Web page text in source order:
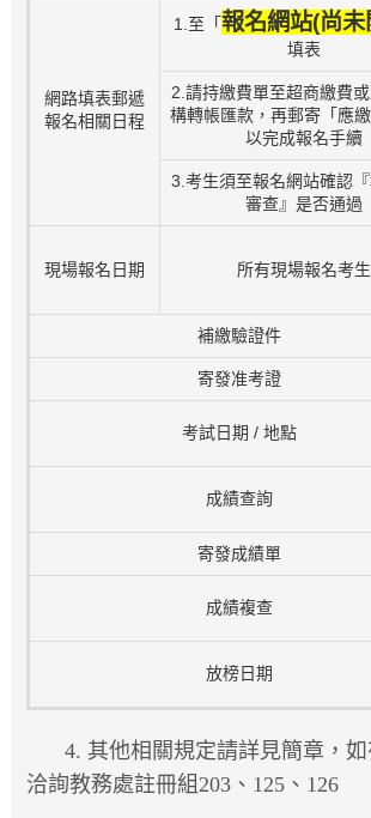
網路填表郵遞
報名相關日程
1.至「 報名網站(尚未
填表
2.請持繳費單至超商繳費
構轉帳匯款，再郵寄「應繳
以完成報名手續
3.考生須至報名網站確認
審查』是否通過
現場報名日期 所有現場報名考生
補繳驗證件
寄發准考證
考試日期 / 地點
成績查詢
寄發成績單
成績複查
放榜日期
4. 其他相關規定請詳見簡章，如
洽詢教務處註冊組203、125、126